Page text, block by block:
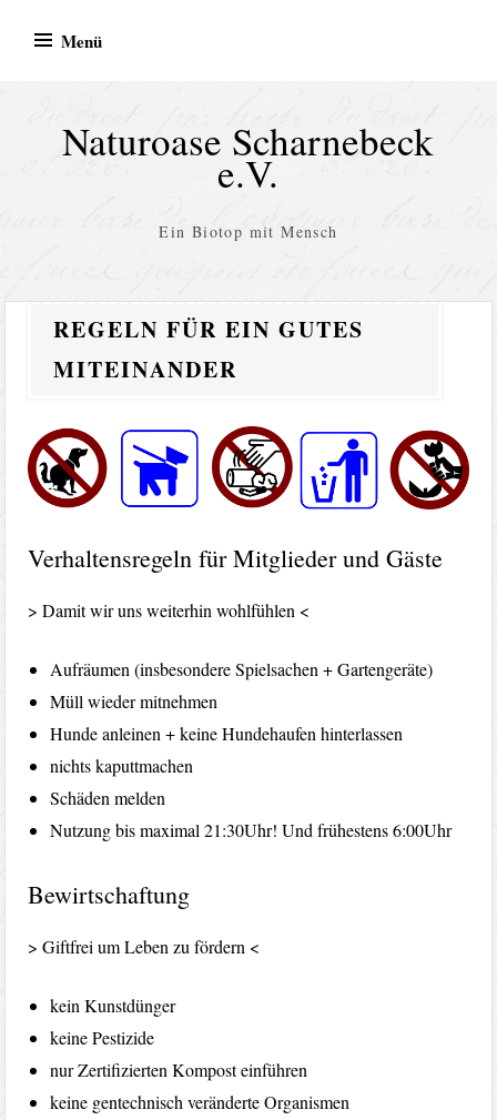
Inhalt
Menü
Naturoase Scharnebeck
e.V.
Ein Biotop mit Mensch
REGELN FÜR EIN GUTES
MITEINANDER
Verhaltensregeln für Mitglieder und Gäste
> Damit wir uns weiterhin wohlfühlen <
Aufräumen (insbesondere Spielsachen + Gartengeräte)
Müll wieder mitnehmen
Hunde anleinen + keine Hundehaufen hinterlassen
nichts kaputtmachen
Schäden melden
Nutzung bis maximal 21:30Uhr! Und frühestens 6:00Uhr
Bewirtschaftung
> Giftfrei um Leben zu fördern <
kein Kunstdünger
keine Pestizide
nur Zertifizierten Kompost einführen
keine gentechnisch veränderte Organismen